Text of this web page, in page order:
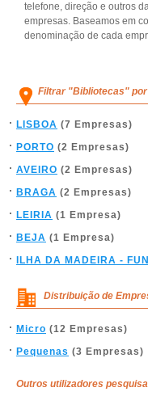
telefone, direção e outros
empresas. Baseamos em
denominação de cada
Filtrar "Bibliotecas"
LISBOA (7 Empresas)
PORTO (2 Empresas)
AVEIRO (2 Empresas)
BRAGA (2 Empresas)
LEIRIA (1 Empresa)
BEJA (1 Empresa)
ILHA DA MADEIRA -
Distribuição de
Micro (12 Empresas)
Pequenas (3 Empresas)
Outros utilizadores